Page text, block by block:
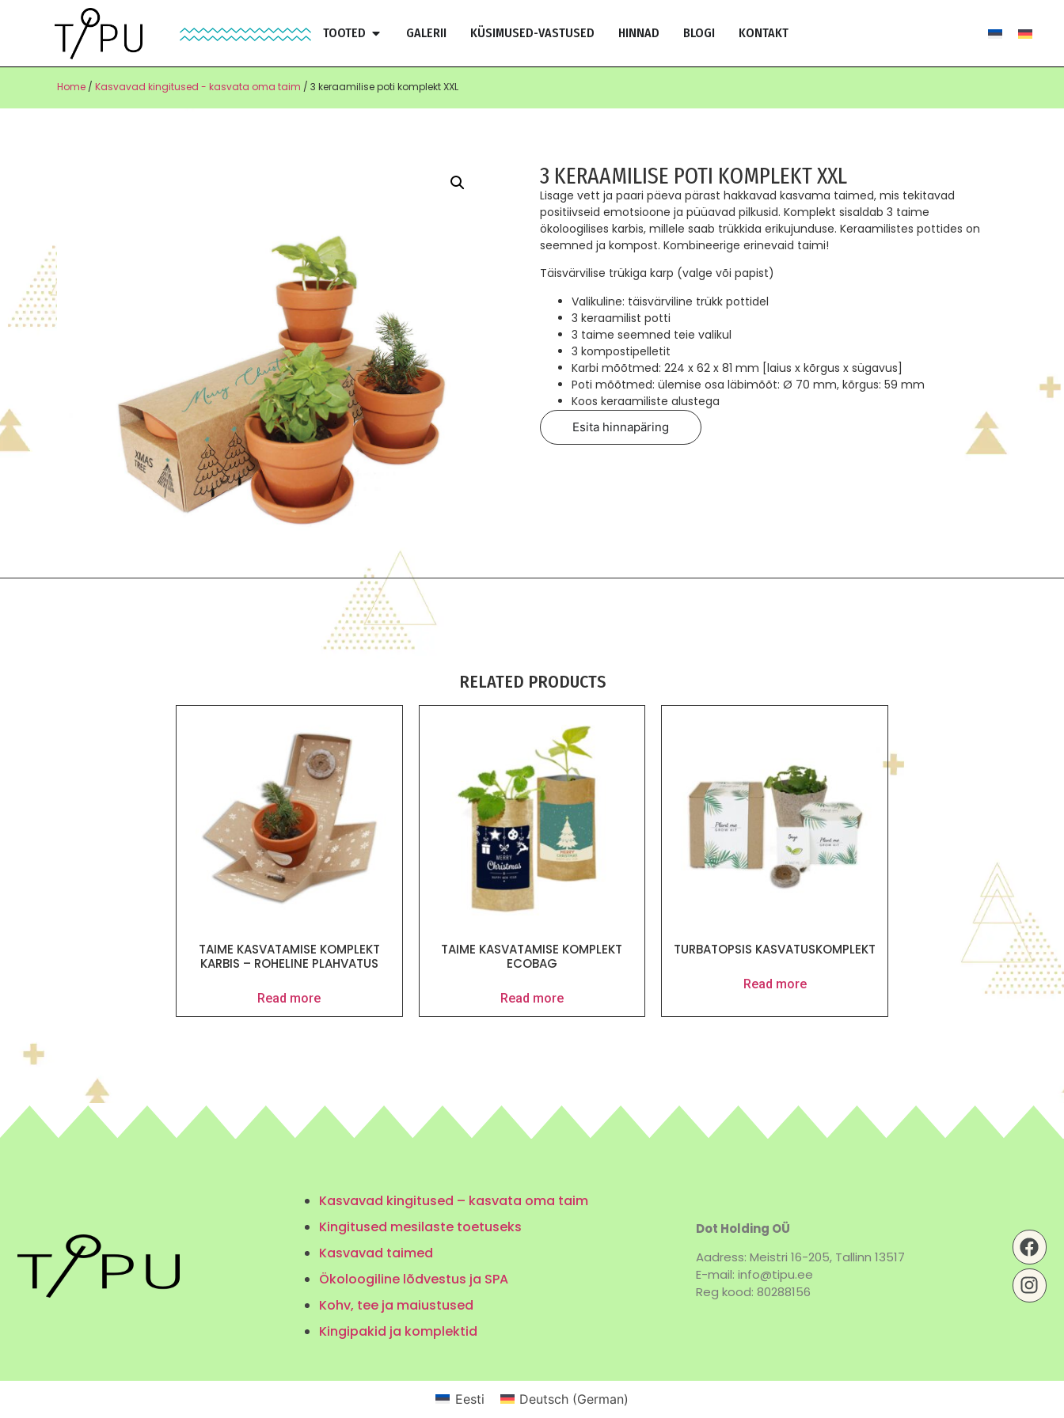
TOOTED GALERII KÜSIMUSED-VASTUSED HINNAD BLOGI KONTAKT
Home / Kasvavad kingitused - kasvata oma taim / 3 keraamilise poti komplekt XXL
3 KERAAMILISE POTI KOMPLEKT XXL
Lisage vett ja paari päeva pärast hakkavad kasvama taimed, mis tekitavad
positiivseid emotsioone ja püüavad pilkusid. Komplekt sisaldab 3 taime
ökoloogilises karbis, millele saab trükkida erikujunduse. Keraamilistes pottides on
seemned ja kompost. Kombineerige erinevaid taimi!
Täisvärvilise trükiga karp (valge või papist)
Valikuline: täisvärviline trükk pottidel
3 keraamilist potti
3 taime seemned teie valikul
3 kompostipelletit
Karbi mõõtmed: 224 x 62 x 81 mm [laius x kõrgus x sügavus]
Poti mõõtmed: ülemise osa läbimõõt: Ø 70 mm, kõrgus: 59 mm
Koos keraamiliste alustega
Esita hinnapäring
RELATED PRODUCTS
TAIME KASVATAMISE KOMPLEKT
KARBIS – ROHELINE PLAHVATUS
Read more
TAIME KASVATAMISE KOMPLEKT
ECOBAG
Read more
TURBATOPSIS KASVATUSKOMPLEKT
Read more
Kasvavad kingitused – kasvata oma taim
Kingitused mesilaste toetuseks
Kasvavad taimed
Ökoloogiline lõdvestus ja SPA
Kohv, tee ja maiustused
Kingipakid ja komplektid
Dot Holding OÜ
Aadress: Meistri 16-205, Tallinn 13517
E-mail: info@tipu.ee
Reg kood: 80288156
Eesti Deutsch(German)